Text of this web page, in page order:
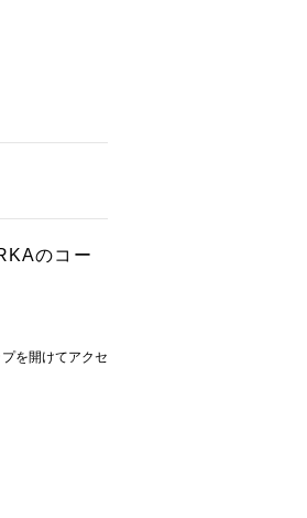
のコー
を開けてアクセ